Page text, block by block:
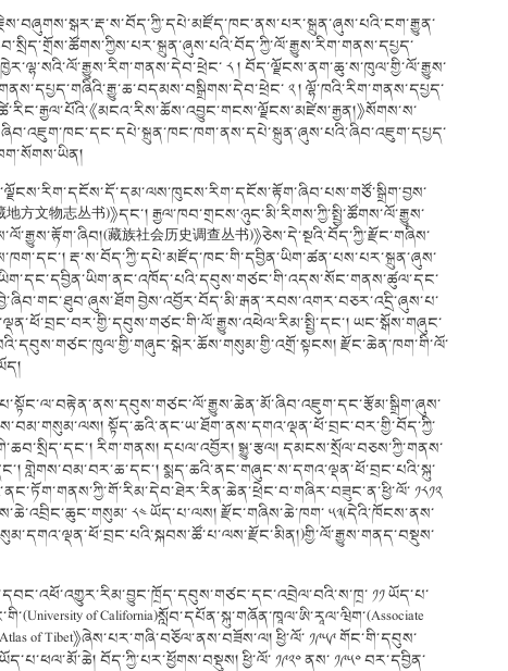
༨ ། བོད་ལྗོངས་ནག་ཆུ་ས་ཁུལ་གྱི་ལོ་རྒྱུས་
༢ ། ལྷོ་ཁའི་རིག་གནས་དཔྱད་
《མངའ་རིས་ཆོས་འབྱུང་གངས་ལྗོངས་མཛེས་རྒྱན།》སོགས་ས་
方文物志丛书)》དང་། རྒྱལ་ཁབ་གྲངས་ཉུང་མི་རིགས་ཀྱི་སྤྱི་ཚོགས་ལོ་རྒྱུས་
藏族社会历史调查丛书)》ཅེས་དེ་སྔའི་བོད་ཀྱི་རྫོང་གཞིས་
རྡ་ས་བོད་ཀྱི་དཔེ་མཛོད་ཁང་གི་དབྱིན་ཡིག་ཚན་པས་པར་སྐྲུན་ཞུས་
བྱེས་འབྱོར་བོད་མི་རྒན་རབས་འགར་བཅར་འདྲི་ཞུས་པ་
ཡང་སྒོས་གཞུང་
རྫོང་ཆེན་ཁག་གི་ལོ་
སྟོད་ཆའི་ནང་ཡ་ཐོག་ནས་དགའ་ལྡན་ཕོ་བྲང་བར་གྱི་བོད་ཀྱི་
རིག་གནས། དཔལ་འབྱོར། སྒྱུ་རྩལ། དམངས་སྲོལ་བཅས་ཀྱི་གནས་
གླེགས་བམ་བར་ཆ་དང་། སྨད་ཆའི་ནང་གཞུང་ས་དགའ་ལྡན་ཕོ་བྲང་པའི་སྐུ་
༡༨༡༢
༨༤ ཡོད་པ་ལས། རྫོང་གཞིས་ཆེ་ཁག་ ༥༣(དེའི་ཁོངས་ནས་
༡༡ ཡོད་པ་
of California)སློབ་དཔོན་སྐུ་གཞོན་ཁཱལ་ཨི་རཱལ་ཝིག་(Associate
Atlas of Tibet》ཞེས་པར་གཞི་བཅོལ་ནས་བཟོས་ལ། ཕྱི་ལོ་ ༡༩༥༩ གོང་གི་དབུས་
བོད་ཀྱི་པར་ཕྱོགས་བསྡུས། ཕྱི་ལོ་ ༡༩༢༠ ནས་ ༡༩༥༠ བར་དབྱིན་